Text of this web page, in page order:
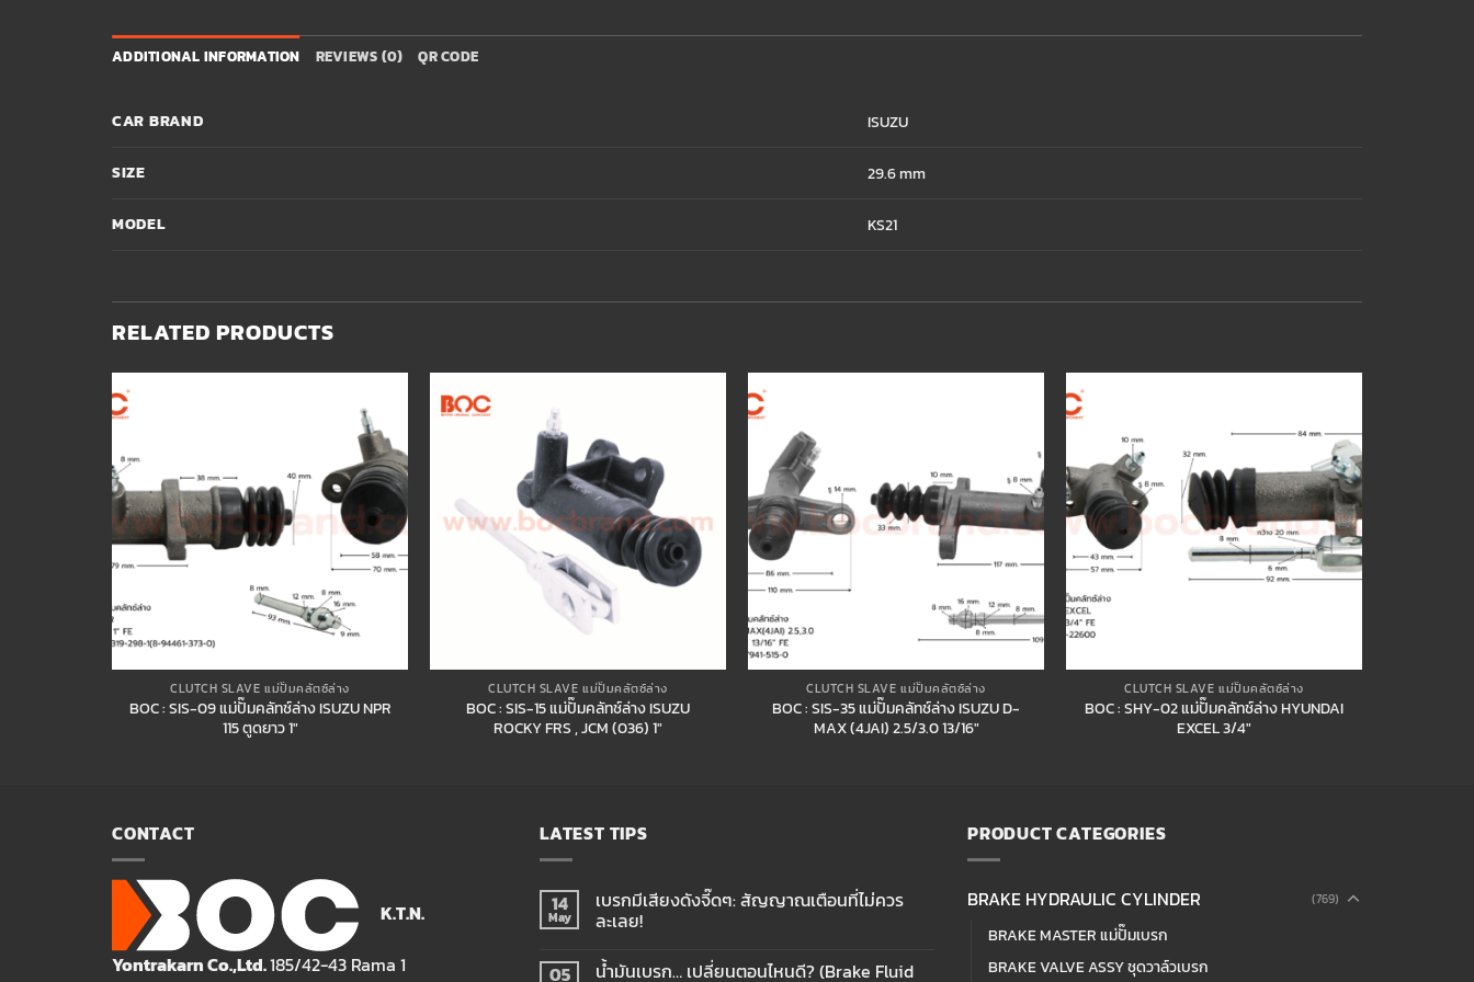
ADDITIONAL INFORMATION REVIEWS (0) QR CODE
CAR BRAND ISUZU
SIZE 29.6 mm
MODEL KS21
RELATED PRODUCTS
Add to
wishlist
CLUTCH SLAVE แม่ปั๊มคลัตซ์ล่าง
BOC : SIS-09 แม่ปั๊มคลัทช์ล่าง ISUZU NPR
115 ตูดยาว 1″
CLUTCH SLAVE แม่ปั๊มคลัตซ์ล่าง
BOC : SIS-15 แม่ปั๊มคลัทช์ล่าง ISUZU
ROCKY FRS , JCM (036) 1″
CLUTCH SLAVE แม่ปั๊มคลัตซ์ล่าง
BOC : SIS-35 แม่ปั๊มคลัทช์ล่าง ISUZU D-
MAX (4JAI) 2.5/3.0 13/16″
Add to
wishlist
CLUTCH SLAVE แม่ปั๊มคลัตซ์ล่าง
BOC : SHY-02 แม่ปั๊มคลัทช์ล่าง HYUNDAI
EXCEL 3/4″
CONTACT
K.T.N.
Yontrakarn Co.,Ltd.185/42-43 Rama 1
LATEST TIPS
14
May
เบรกมีเสียงดังจี๊ดๆ: สัญญาณเตือนที่ไม่ควร
ละเลย!
05 น้ำมันเบรก… เปลี่ยนตอนไหนดี? (Brake Fluid
PRODUCT CATEGORIES
BRAKE HYDRAULIC CYLINDER (769)
BRAKE MASTER แม่ปั๊มเบรก
BRAKE VALVE ASSY ชุดวาล์วเบรก